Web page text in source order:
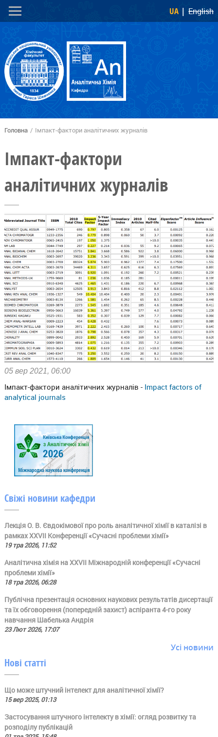
Перейти
до
вмісту
Skip to
navigation
UA English
Головна / Імпакт-фактори аналітичних журналів
Імпакт-фактори
аналітичних журналів
05 вер 2021, 06:00
Імпакт-фактори аналітичних журналів - Impact factors of
analytical journals
Свіжі новини кафедри
Лекція О. В. Євдокімової про роль аналітичної хімії в каталізі в
рамках ХХVII Конференції «Сучасні проблеми хімії»
19 тра 2026, 11:52
Аналітична хімія на ХХVII Міжнародній конференції «Сучасні
проблеми хімії»
18 тра 2026, 06:28
Публічна презентація основних наукових результатів дисертації
та їх обговорення (попередній захист) аспіранта 4-го року
навчання Шабелька Андрія
23 Лют 2026, 17:07
Усі новини
Нові статті
Що може штучний інтелект для аналітичної хімії?
15 вер 2025, 01:13
Застосування штучного інтелекту в хімії: огляд розвитку та
розподілу публікацій